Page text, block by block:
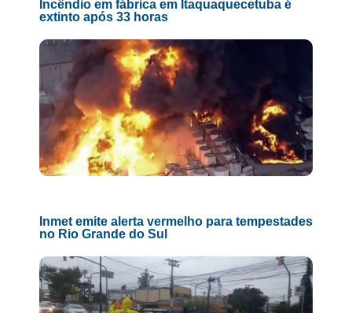
Incêndio em fábrica em Itaquaquecetuba é
extinto após 33 horas
Inmet emite alerta vermelho para tempestades
no Rio Grande do Sul